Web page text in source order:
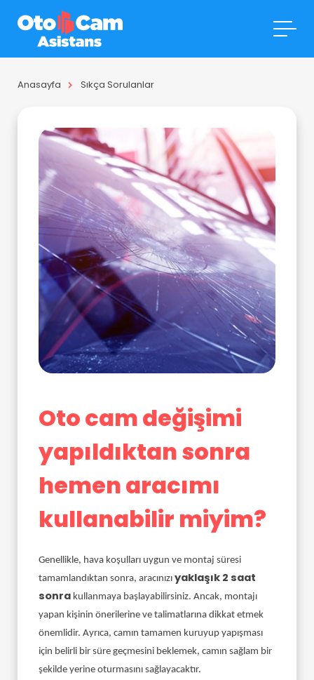
Anasayfa Sıkça Sorulanlar
Oto cam değişimi
yapıldıktan sonra
hemen aracımı
kullanabilir miyim?
Genellikle, hava koşulları uygun ve montaj süresi
tamamlandıktan sonra, aracınızı yaklaşık 2 saat
sonra kullanmaya başlayabilirsiniz. Ancak, montajı
yapan kişinin önerilerine ve talimatlarına dikkat etmek
önemlidir. Ayrıca, camın tamamen kuruyup yapışması
için belirli bir süre geçmesini beklemek, camın sağlam bir
şekilde yerine oturmasını sağlayacaktır.